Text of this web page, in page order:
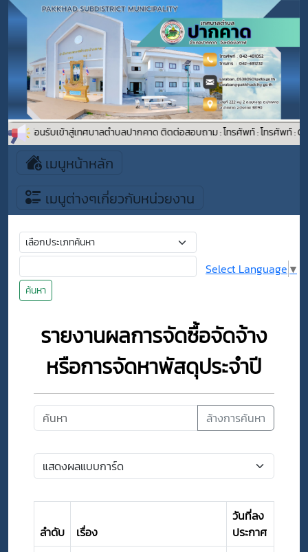
ยินดีต้อนรับเข้าสู่เทศบาลตำบลปากคาด ติดต่อสอบถาม : โทรศัพท์ : โทรศัพท์ :
เมนูหน้าหลัก
เมนูต่างๆเกี่ยวกับหน่วยงาน
ค้นหา
Select Language ▼
รายงานผลการจัดซื้อจัดจ้าง
หรือการจัดหาพัสดุประจำปี
ล้างการค้นหา
ลำดับ เรื่อง
วันที่ลง
ประกาศ